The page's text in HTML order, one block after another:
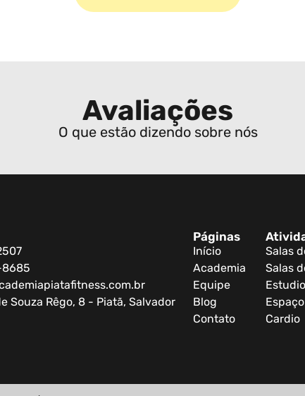
Avaliações
O que estão dizendo sobre nós
8685
Souza Rêgo, 8 - Piatã, Salvador
Páginas
Início
Academia
Equipe
Blog
Contato
Salas
Salas
Cardio